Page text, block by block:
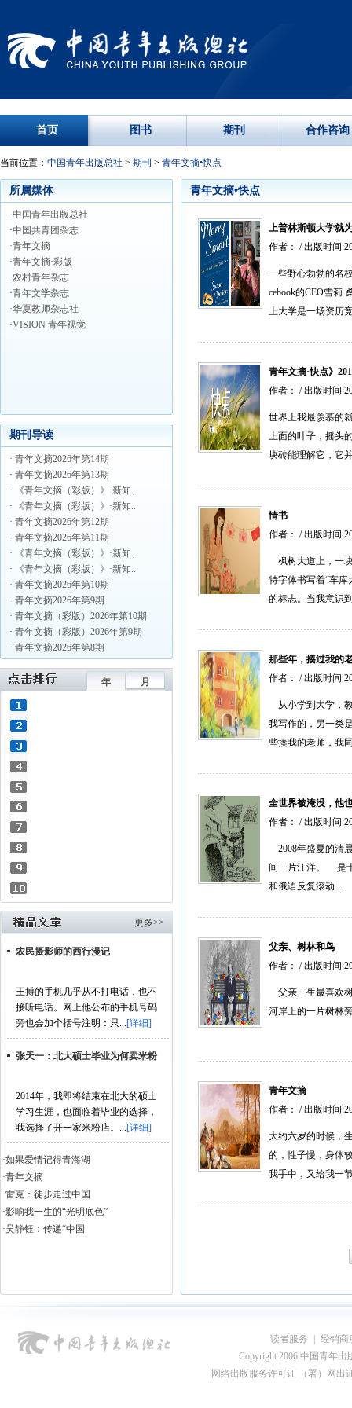
首页 图书 期刊 合作咨询
当前位置： 中国青年出版总社 > 期刊 > 青年文摘•快点
所属媒体
·中国青年出版总社
·中国共青团杂志
·青年文摘
·青年文摘·彩版
·农村青年杂志
·青年文学杂志
·华夏教师杂志社
·VISION 青年视觉
期刊导读
· 青年文摘2026年第14期
· 青年文摘2026年第13期
· 《青年文摘（彩版）》·新知...
· 《青年文摘（彩版）》·新知...
· 青年文摘2026年第12期
· 青年文摘2026年第11期
· 《青年文摘（彩版）》·新知...
· 《青年文摘（彩版）》·新知...
· 青年文摘2026年第10期
· 青年文摘2026年第9期
· 青年文摘（彩版）2026年第10期
· 青年文摘（彩版）2026年第9期
· 青年文摘2026年第8期
年 月
更多>>
农民摄影师的西行漫记
王搏的手机几乎从不打电话，也不
接听电话。网上他公布的手机号码
旁也会加个括号注明：只...[详细]
张天一：北大硕士毕业为何卖米粉
2014年，我即将结束在北大的硕士
学习生涯，也面临着毕业的选择，
我选择了开一家米粉店。...[详细]
·如果爱情记得青海湖
·青年文摘
·雷克：徒步走过中国
·影响我一生的“光明底色”
·吴静钰：传递“中国
青年文摘•快点
上普林斯顿大学就
作者： / 出版时间
一些野心勃勃的名
cebook的CEO雪莉
上大学是一场资历
青年文摘·快点》
作者： / 出版时间
世界上我最羡慕的
上面的叶子，摇头
块砖能理解它，它
情书
作者： / 出版时间
枫树大道上，一
特字体书写着“车
的标志。当我意识
那些年，揍过我的
作者： / 出版时间
从小学到大学，
我写作的，另一类
些揍我的老师，我
全世界被淹没，他
作者： / 出版时间
2008年盛夏的清
间一片汪洋。 是
和俄语反复滚动...
父亲、树林和鸟
作者： / 出版时间
父亲一生最喜欢
河岸上的一片树林
青年文摘
作者： / 出版时间
大约六岁的时候，
的，性子慢，身体
我手中，又给我一
读者服务
经销商
Copyright 2006 中国青年出
网络出版服务许可证 （署）网出